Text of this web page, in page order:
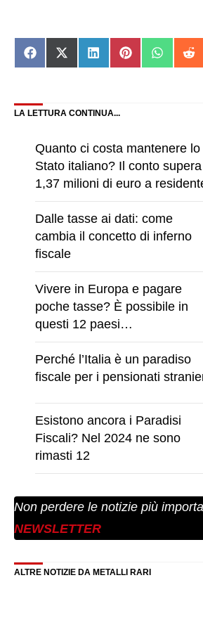
Share
on
Share
on
Share
on
Share
on
Share
on
on
LA LETTURA CONTINUA...
Quanto ci costa mantenere lo
Stato italiano? Il conto supera
1,37 milioni di euro a
Dalle tasse ai dati: come
cambia il concetto di inferno
fiscale
Vivere in Europa e pagare
poche tasse? È possibile in
questi 12 paesi…
Perché l’Italia è un paradiso
fiscale per i pensionati
Esistono ancora i Paradisi
Fiscali? Nel 2024 ne sono
rimasti 12
Non perdere le notizie più
NEWSLETTER
ALTRE NOTIZIE DA METALLI RARI